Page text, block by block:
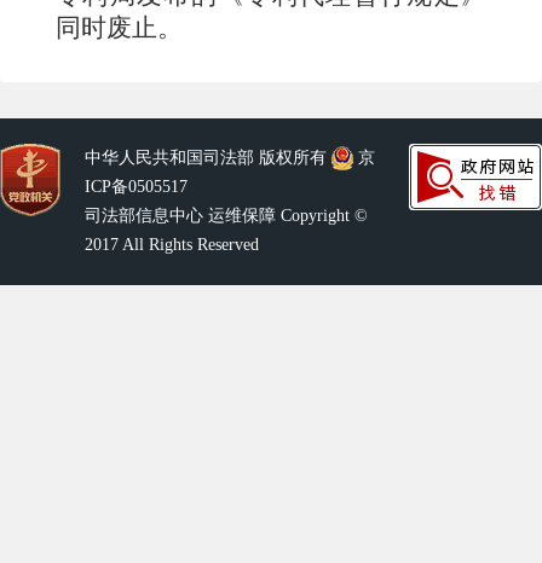
同时废止。
中华人民共和国司法部 版权所有
京
ICP备0505517
司法部信息中心 运维保障 Copyright ©
2017 All Rights Reserved